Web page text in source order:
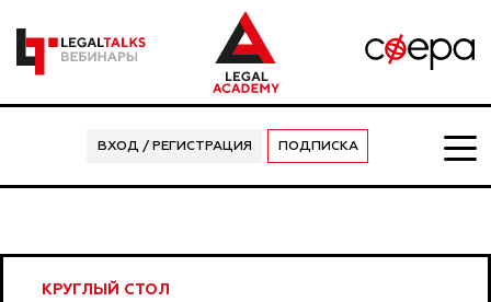
ВХОД / РЕГИСТРАЦИЯ ПОДПИСКА
КРУГЛЫЙ СТОЛ